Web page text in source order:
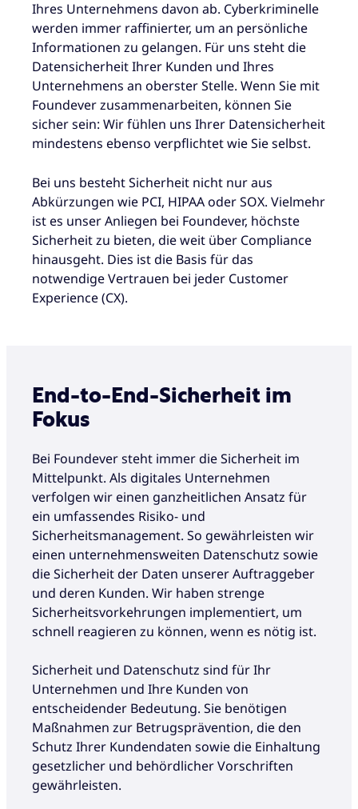
Ihres Unternehmens davon ab. Cyberkriminelle
werden immer raffinierter, um an persönliche
Informationen zu gelangen. Für uns steht die
Datensicherheit Ihrer Kunden und Ihres
Unternehmens an oberster Stelle. Wenn Sie mit
Foundever zusammenarbeiten, können Sie
sicher sein: Wir fühlen uns Ihrer Datensicherheit
mindestens ebenso verpflichtet wie Sie selbst.
Bei uns besteht Sicherheit nicht nur aus
Abkürzungen wie PCI, HIPAA oder SOX. Vielmehr
ist es unser Anliegen bei Foundever, höchste
Sicherheit zu bieten, die weit über Compliance
hinausgeht. Dies ist die Basis für das
notwendige Vertrauen bei jeder Customer
Experience (CX).
End-to-End-Sicherheit im
Fokus
Bei Foundever steht immer die Sicherheit im
Mittelpunkt. Als digitales Unternehmen
verfolgen wir einen ganzheitlichen Ansatz für
ein umfassendes Risiko- und
Sicherheitsmanagement. So gewährleisten wir
einen unternehmensweiten Datenschutz sowie
die Sicherheit der Daten unserer Auftraggeber
und deren Kunden. Wir haben strenge
Sicherheitsvorkehrungen implementiert, um
schnell reagieren zu können, wenn es nötig ist.
Sicherheit und Datenschutz sind für Ihr
Unternehmen und Ihre Kunden von
entscheidender Bedeutung. Sie benötigen
Maßnahmen zur Betrugsprävention, die den
Schutz Ihrer Kundendaten sowie die Einhaltung
gesetzlicher und behördlicher Vorschriften
gewährleisten.